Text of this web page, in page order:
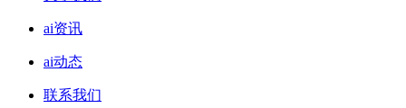
ai资讯
ai动态
联系我们